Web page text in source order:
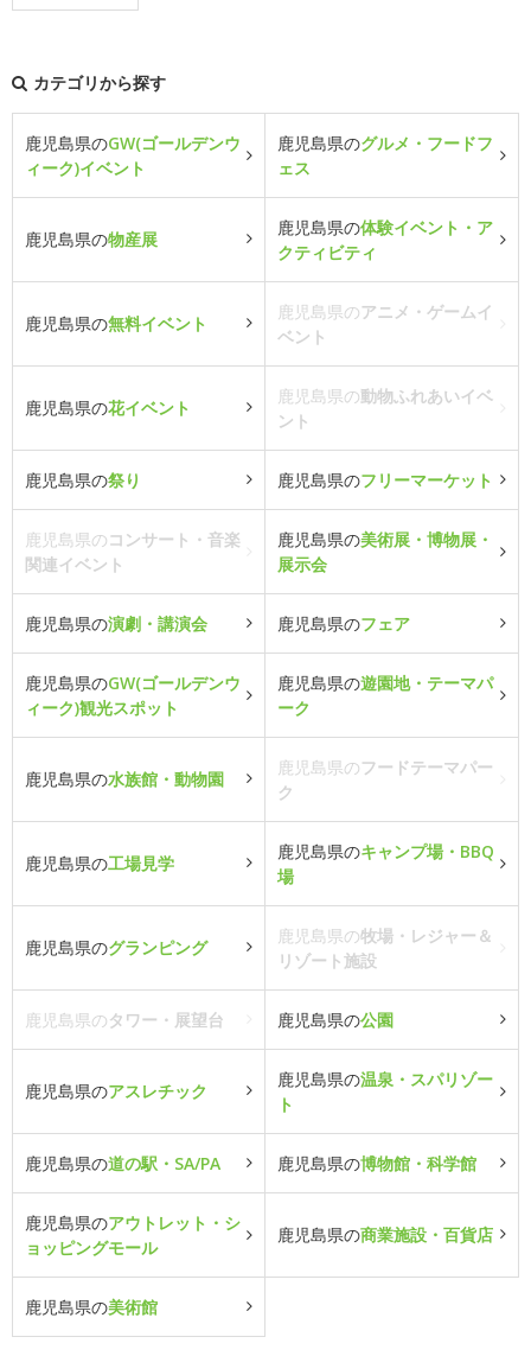
カテゴリから探す
鹿児島県のGW(ゴールデンウ
ィーク)イベント
鹿児島県のグルメ・フードフ
ェス
鹿児島県の物産展
鹿児島県の体験イベント・ア
クティビティ
鹿児島県の無料イベント
鹿児島県のアニメ・ゲームイ
ベント
鹿児島県の花イベント
鹿児島県の動物ふれあいイベ
ント
鹿児島県の祭り 鹿児島県のフリーマーケット
鹿児島県のコンサート・音楽
関連イベント
鹿児島県の美術展・博物展・
展示会
鹿児島県の演劇・講演会 鹿児島県のフェア
鹿児島県のGW(ゴールデンウ
ィーク)観光スポット
鹿児島県の遊園地・テーマパ
ーク
鹿児島県の水族館・動物園
鹿児島県のフードテーマパー
ク
鹿児島県の工場見学
鹿児島県のキャンプ場・BBQ
場
鹿児島県のグランピング
鹿児島県の牧場・レジャー＆
リゾート施設
鹿児島県のタワー・展望台 鹿児島県の公園
鹿児島県のアスレチック
鹿児島県の温泉・スパリゾー
ト
鹿児島県の道の駅・SA/PA 鹿児島県の博物館・科学館
鹿児島県のアウトレット・シ
ョッピングモール
鹿児島県の商業施設・百貨店
鹿児島県の美術館